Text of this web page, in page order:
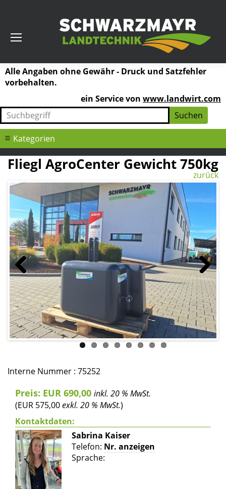
Kategorien
Fliegl AgroCenter Gewicht 750kg
zurück
Previous Next
Interne Nummer : 75252
Preis: EUR 690,00 inkl. 20 % MwSt.
(EUR 575,00exkl. 20 % MwSt.)
Kontaktdaten:
Sabrina Kaiser
Telefon: Nr. anzeigen
Sprache:
Alle Angaben ohne Gewähr - Druck und Satzfehler
vorbehalten.
ein Service von www.landwirt.com